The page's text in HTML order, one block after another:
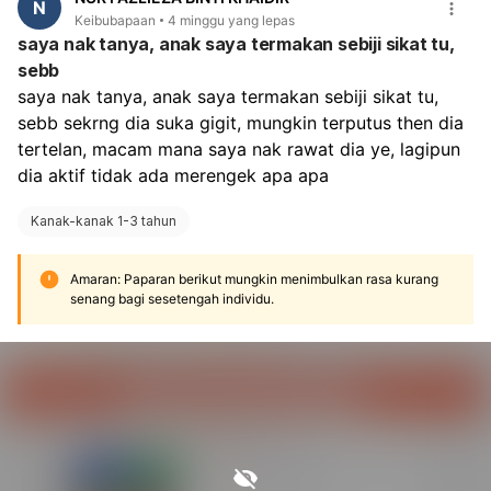
nasihat doktor.
N
Keibubapaan 4 minggu yang lepas
saya nak tanya, anak saya termakan sebiji sikat tu,
sebb
saya nak tanya, anak saya termakan sebiji sikat tu,
sebb sekrng dia suka gigit, mungkin terputus then dia
tertelan, macam mana saya nak rawat dia ye, lagipun
dia aktif tidak ada merengek apa apa
Kanak-kanak 1-3 tahun
Amaran: Paparan berikut mungkin menimbulkan rasa kurang
senang bagi sesetengah individu.